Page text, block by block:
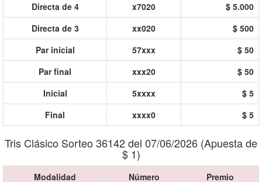
Directa de 4
x7020
$ 5.000
Directa de 3
xx020
$ 500
Par inicial
57xxx
$ 50
Par final
xxx20
$ 50
Inicial
5xxxx
$ 5
Final
xxxx0 $ 5
Tris Clásico Sorteo 36142 del 07/06/2026 (Apuesta de
$ 1)
Modalidad Número Premio